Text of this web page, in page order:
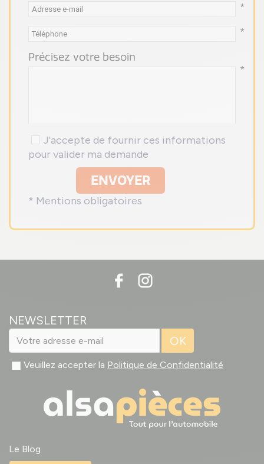
*
*
Précisez votre besoin
*
J'accepte de fournir ces informations
pour valider ma demande
ENVOYER
* Mentions obligatoires
NEWSLETTER
OK
Veuillez accepter la Politique de Confidentialité
Le Blog